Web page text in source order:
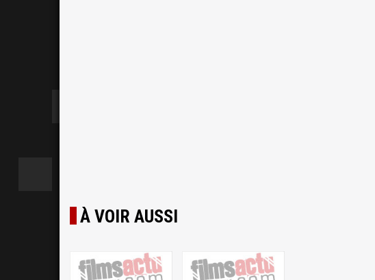
À VOIR AUSSI